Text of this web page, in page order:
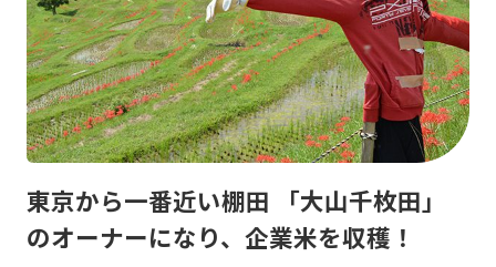
東京から一番近い棚田 「大山千枚田」
のオーナーになり、企業米を収穫！